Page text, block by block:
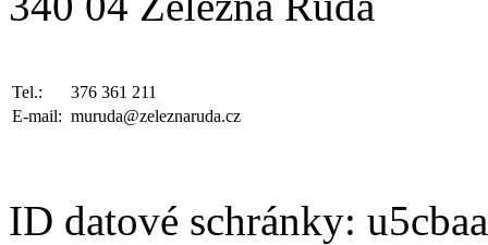
Tel.:
376 361 211
E-mail: muruda@zeleznaruda.cz
ID datové schránky: